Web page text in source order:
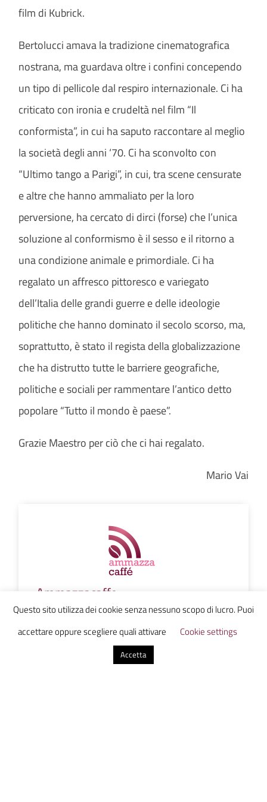
film di Kubrick.
Bertolucci amava la tradizione cinematografica
nostrana, ma guardava oltre i confini concependo
un tipo di pellicole dal respiro internazionale. Ci ha
criticato con ironia e crudeltà nel film “Il
conformista”, in cui ha saputo raccontare al meglio
la società degli anni ‘70. Ci ha sconvolto con
“Ultimo tango a Parigi”, in cui, tra scene censurate
e altre che hanno ammaliato per la loro
perversione, ha cercato di dirci (forse) che l’unica
soluzione al conformismo è il sesso e il ritorno a
una condizione animale e primordiale. Ci ha
regalato un affresco pittoresco e variegato
dell’Italia delle grandi guerre e delle ideologie
politiche che hanno dominato il secolo scorso, ma,
soprattutto, è stato il regista della globalizzazione
che ha distrutto tutte le barriere geografiche,
politiche e sociali per rammentare l’antico detto
popolare “Tutto il mondo è paese”.
Grazie Maestro per ciò che ci hai regalato.
Mario Vai
Ammazzacaffe
0 commenti
Questo sito utilizza dei cookie senza nessuno scopo di lucro. Puoi
accettare oppure scegliere quali attivare
Cookie settings
Accetta